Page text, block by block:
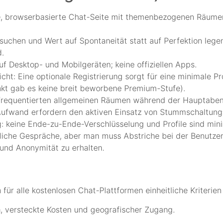
Chat-Seite mit themenbezogenen
und Wert auf Spontaneität statt auf Perfektion
Desktop- und Mobilgeräten; keine offiziellen Apps.
Eine optionale Registrierung sorgt für eine minimale
gab es keine breit beworbene Premium-Stufe).
allgemeinen Räumen während der
erfordern den aktiven Einsatz von
Ende-zu-Ende-Verschlüsselung und Profile sind
Gespräche, aber man muss Abstriche bei der
Anonymität zu erhalten.
alle kostenlosen Chat-Plattformen einheitliche
Kosten und geografischer Zugang.